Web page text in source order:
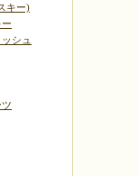
キー)
シュ